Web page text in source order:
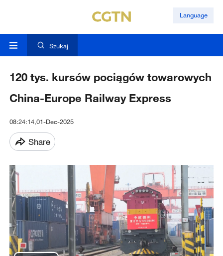
Language
Szukaj
120 tys. kursów pociągów towarowych
China-Europe Railway Express
08:24:14,01-Dec-2025
Share